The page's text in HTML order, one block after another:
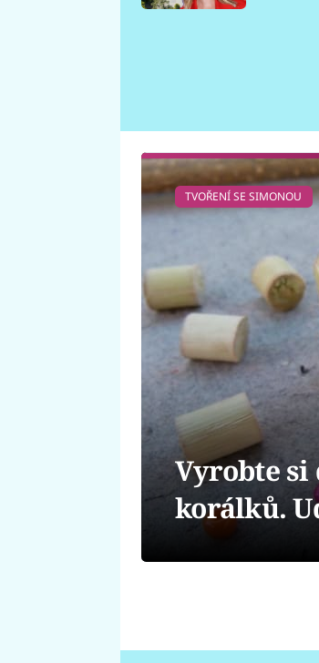
TVOŘENÍ SE SIMONOU
Vyrobte si
korálků.